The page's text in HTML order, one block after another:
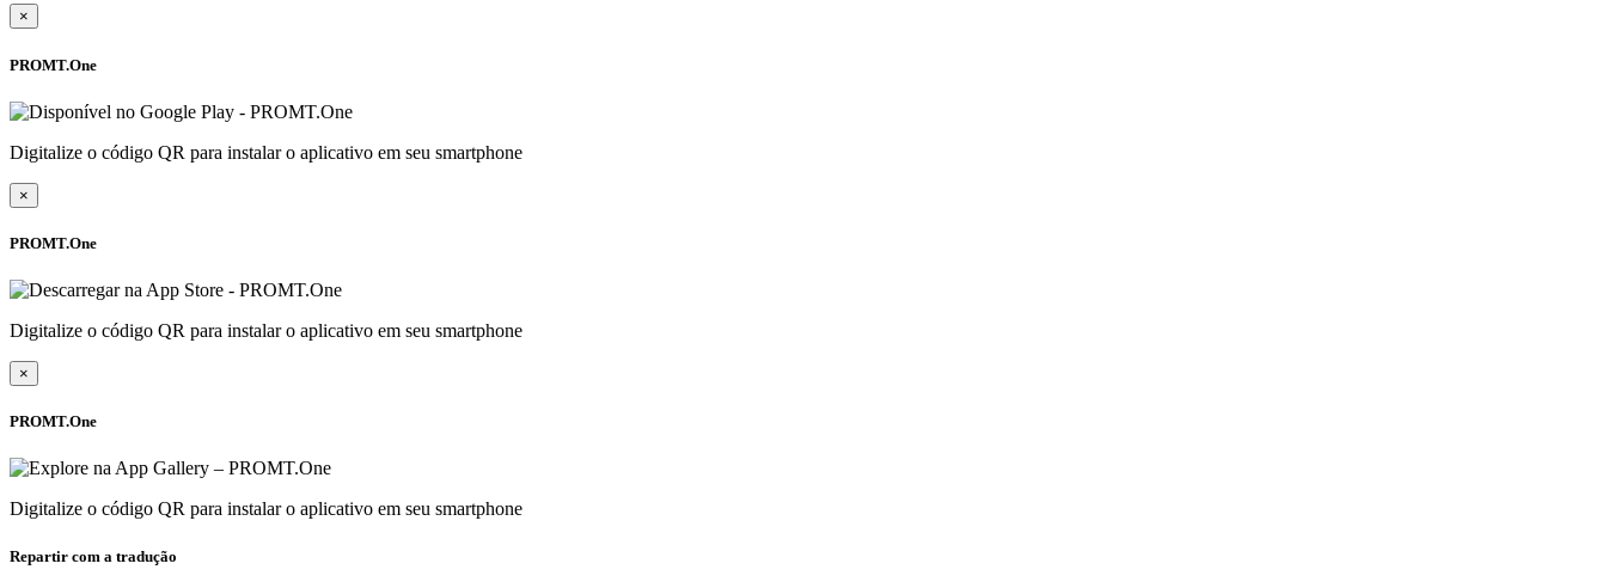
×
PROMT.One
Digitalize o código QR para instalar o aplicativo em seu smartphone
×
PROMT.One
Digitalize o código QR para instalar o aplicativo em seu smartphone
×
PROMT.One
Digitalize o código QR para instalar o aplicativo em seu smartphone
Repartir com a tradução